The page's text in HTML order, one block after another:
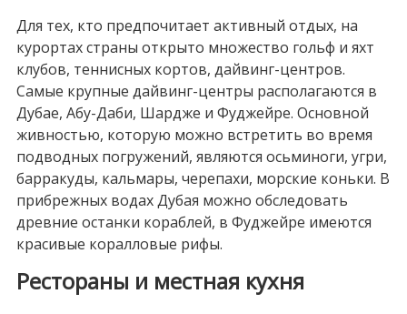
Для тех, кто предпочитает активный отдых, на
курортах страны открыто множество гольф и яхт
клубов, теннисных кортов, дайвинг-центров.
Самые крупные дайвинг-центры располагаются в
Дубае, Абу-Даби, Шардже и Фуджейре. Основной
живностью, которую можно встретить во время
подводных погружений, являются осьминоги, угри,
барракуды, кальмары, черепахи, морские коньки. В
прибрежных водах Дубая можно обследовать
древние останки кораблей, в Фуджейре имеются
красивые коралловые рифы.
Рестораны и местная кухня